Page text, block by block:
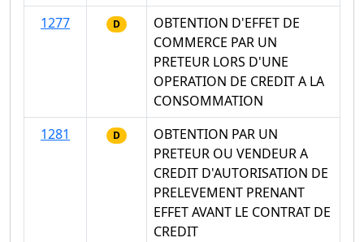
1277
D
OBTENTION D'EFFET DE
COMMERCE PAR UN
PRETEUR LORS D'UNE
OPERATION DE CREDIT A LA
CONSOMMATION
1281
D
OBTENTION PAR UN
PRETEUR OU VENDEUR A
CREDIT D'AUTORISATION DE
PRELEVEMENT PRENANT
EFFET AVANT LE CONTRAT DE
CREDIT